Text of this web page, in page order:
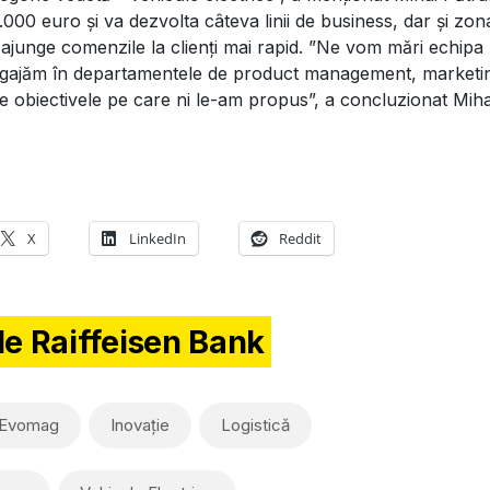
euro și va dezvolta câteva linii de business, dar și
comenzile la clienți mai rapid. ”Ne vom mări echipa
în departamentele de product management,
pe care ni le-am propus”, a concluzionat
X LinkedIn Reddit
Raiffeisen Bank
Inovație Logistică